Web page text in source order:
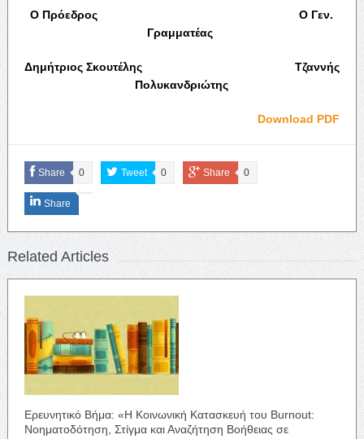
Ο Πρόεδρος Ο Γεν.
Γραμματέας
Δημήτριος Σκουτέλης Τζαννής
Πολυκανδριώτης
Download PDF
Share 0 Tweet 0 Share 0
Share
Related Articles
Ερευνητικό Βήμα: «Η Κοινωνική Κατασκευή του Burnout:
Νοηματοδότηση, Στίγμα και Αναζήτηση Βοήθειας σε